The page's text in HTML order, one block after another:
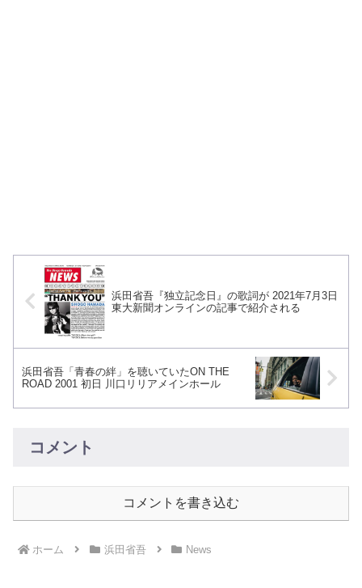
浜田省吾『独立記念日』の歌詞が 2021年7月3日
東大新聞オンラインの記事で紹介される
浜田省吾「青春の絆」を聴いていたON THE
ROAD 2001 初日 川口リリアメインホール
コメント
コメントを書き込む
ホーム 浜田省吾 News